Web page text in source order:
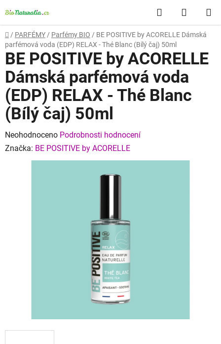
na
obsah
Hledat
KOŠÍK
Domů
/ PARFÉMY / Parfémy BIO / BE POSITIVE by ACORELLE Dámská
parfémová voda (EDP) RELAX - Thé Blanc (Bílý čaj) 50ml
BE POSITIVE by ACORELLE
Dámská parfémová voda
(EDP) RELAX - Thé Blanc
(Bílý čaj) 50ml
Průměrné
hodnocení
produktu
Neohodnoceno Podrobnosti hodnocení
Značka: BE POSITIVE by ACORELLE